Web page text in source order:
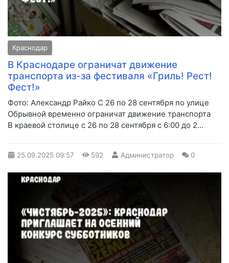
Краснодар
В Краснодаре ограничат движение
транспорта из-за фестиваля «Гриль! Рест!
Фест!»
Фото: Александр Райко С 26 по 28 сентября по улице
Обрывной временно ограничат движение транспорта
В краевой столице с 26 по 28 сентября с 6:00 до 2...
25.09.2025 09:57 592 Администратор 0